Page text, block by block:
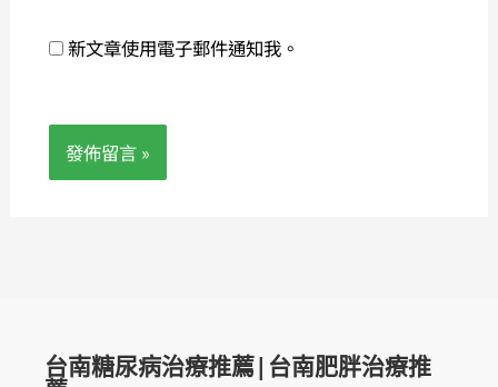
新文章使用電子郵件通知我。
台南糖尿病治療推薦|台南肥胖治療推